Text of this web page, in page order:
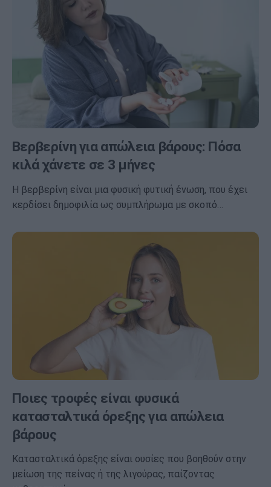
Βερβερίνη για απώλεια βάρους: Πόσα
κιλά χάνετε σε 3 μήνες
Η βερβερίνη είναι μια φυσική φυτική ένωση, που έχει
κερδίσει δημοφιλία ως συμπλήρωμα με σκοπό…
Ποιες τροφές είναι φυσικά
κατασταλτικά όρεξης για απώλεια
βάρους
Κατασταλτικά όρεξης είναι ουσίες που βοηθούν στην
μείωση της πείνας ή της λιγούρας, παίζοντας